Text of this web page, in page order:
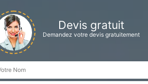
Devis gratuit
Demandez votre devis gratuitement